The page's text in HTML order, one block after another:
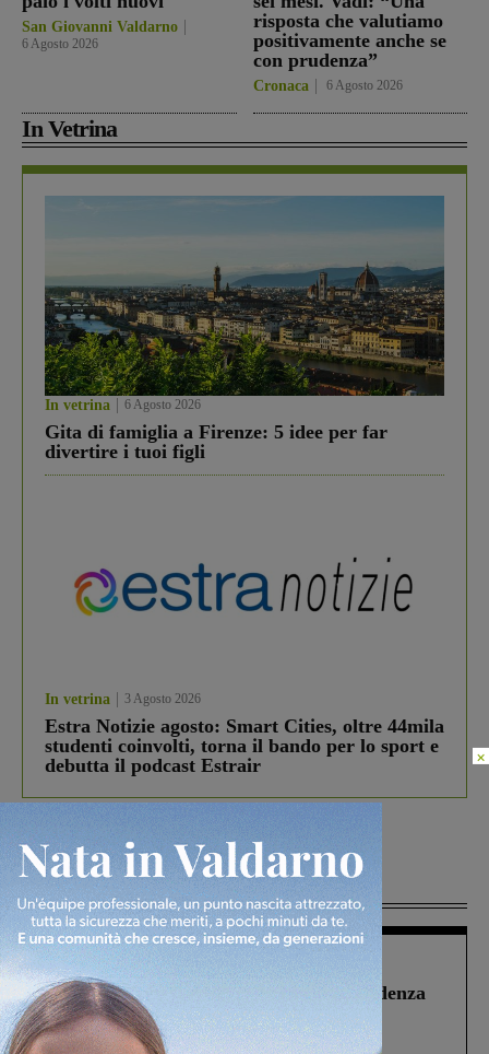
San Giovanni Valdarno
6 Agosto 2026
risposta che valutiamo
positivamente anche se
con prudenza”
Cronaca 6 Agosto 2026
In Vetrina
In vetrina 6 Agosto 2026
Gita di famiglia a Firenze: 5 idee per far
divertire i tuoi figli
In vetrina 3 Agosto 2026
Estra Notizie agosto: Smart Cities, oltre 44mila
studenti coinvolti, torna il bando per lo sport e
debutta il podcast Estrair
Più lette
Figline Incisa Valdarno 1 Agosto 2026
Piscina di Figline finanziata oltre la scadenza
Pnrr, il gruppo di Fratelli d’Italia: “Un
ringraziamento al Governo”
×